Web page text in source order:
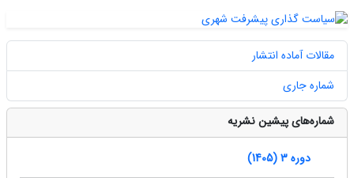
مقالات آماده انتشار
شماره جاری
شماره‌های پیشین نشریه
دوره 3 (1405)